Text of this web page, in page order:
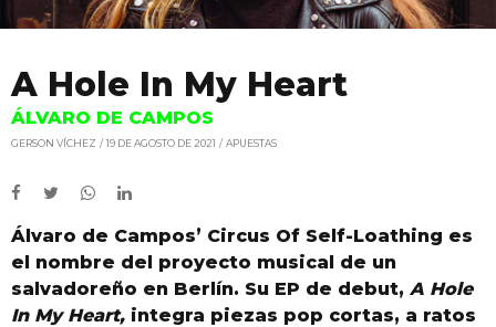
A Hole In My Heart
ÁLVARO DE CAMPOS
GERSON VÍCHEZ 19 DE AGOSTO DE 2021 APUESTAS
Álvaro de Campos’ Circus Of Self-Loathing es
el nombre del proyecto musical de un
salvadoreño en Berlín. Su EP de debut, A Hole
In My Heart, integra piezas pop cortas, a ratos